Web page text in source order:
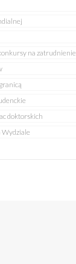
na zatrudnienie
doktorskich
Wydziale